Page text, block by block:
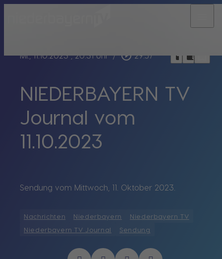
Mi., 11.10.2023, 20:31 Uhr / play_circle_outline 29:57 headphones chrome_reader_mode
NIEDERBAYERN TV
Journal vom
11.10.2023
Sendung vom Mittwoch, 11. Oktober 2023.
Nachrichten Niederbayern
Niederbayern TV
Niederbayern TV Journal
Sendung